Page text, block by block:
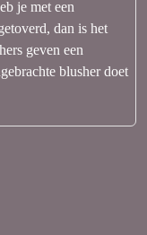
je met een
dan is het
geven een
blusher doet